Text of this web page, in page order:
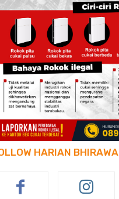
HARIAN BHIRAWA